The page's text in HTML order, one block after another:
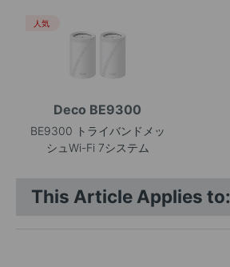
Deco BE9300
BE9300 トライバンドメッ
シュWi-Fi 7システム
人気
This Article Applies to: